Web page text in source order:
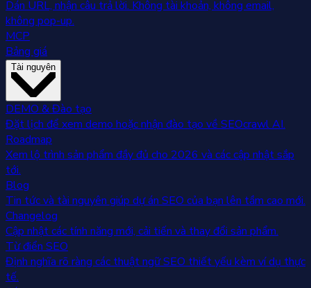
Dán URL, nhận câu trả lời. Không tài khoản, không email,
không pop-up.
MCP
Bảng giá
Tài nguyên
DEMO & Đào tạo
Đặt lịch để xem demo hoặc nhận đào tạo về SEOcrawl AI.
Roadmap
Xem lộ trình sản phẩm đầy đủ cho 2026 và các cập nhật sắp
tới.
Blog
Tin tức và tài nguyên giúp dự án SEO của bạn lên tầm cao mới.
Changelog
Cập nhật các tính năng mới, cải tiến và thay đổi sản phẩm.
Từ điển SEO
Định nghĩa rõ ràng các thuật ngữ SEO thiết yếu kèm ví dụ thực
tế.